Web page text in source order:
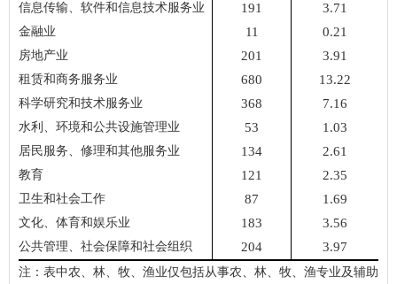
信息传输、软件和信息技术服务业 191 3.71
金融业 11 0.21
房地产业 201 3.91
租赁和商务服务业 680 13.22
科学研究和技术服务业 368 7.16
水利、环境和公共设施管理业 53 1.03
居民服务、修理和其他服务业 134 2.61
教育 121 2.35
卫生和社会工作 87 1.69
文化、体育和娱乐业 183 3.56
公共管理、社会保障和社会组织 204 3.97
注：表中农、林、牧、渔业仅包括从事农、林、牧、渔专业及辅助